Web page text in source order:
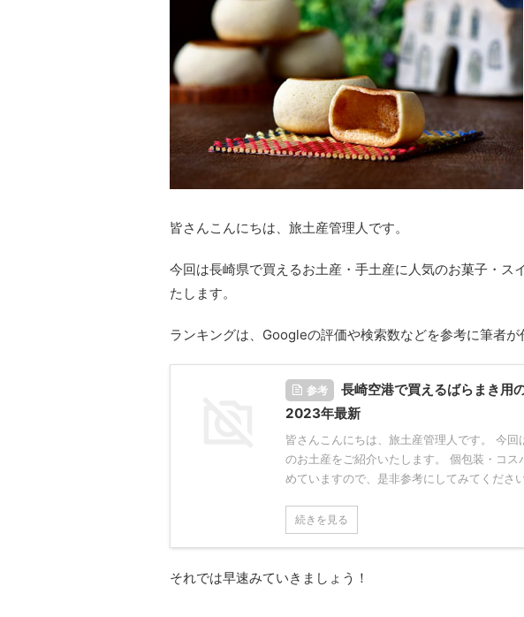
皆さんこんにちは、旅土産管理人です。
今回は長崎県で買えるお土産・手土産に人気のお菓子・ス
たします。
ランキングは、Googleの評価や検索数などを参考に筆者が
参考
長崎空港で買えるばらまき用
2023年最新
皆さんこんにちは、旅土産管理人です。 今
のお土産をご紹介いたします。 個包装・コス
めていますので、是非参考にしてみてくださ
続きを見る
それでは早速みていきましょう！